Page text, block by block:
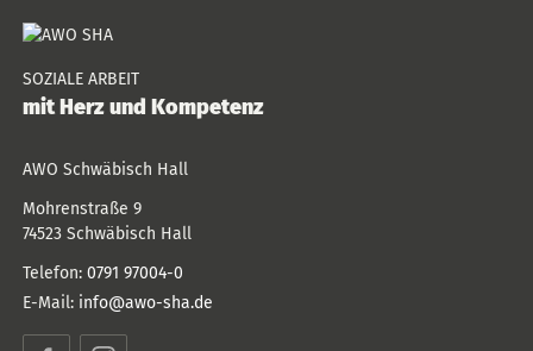
SOZIALE ARBEIT
mit Herz und Kompetenz
AWO Schwäbisch Hall
Mohrenstraße 9
74523 Schwäbisch Hall
Telefon: 0791 97004-0
E-Mail: info@awo-sha.de
FacebookInstagram